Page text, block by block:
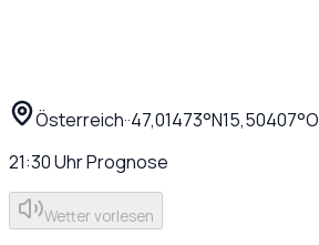
Österreich··47,01473°N15,50407°O
21:30UhrPrognose
Wetter vorlesen